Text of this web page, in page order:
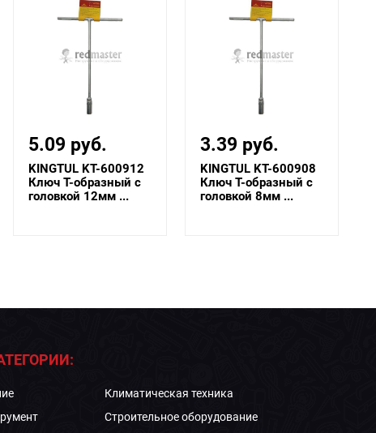
5.09 руб.
KINGTUL KT-600912
Ключ Т-образный с
головкой 12мм ...
3.39 руб.
KINGTUL KT-600908
Ключ Т-образный с
головкой 8мм ...
Климатическая техника
Строительное оборудование